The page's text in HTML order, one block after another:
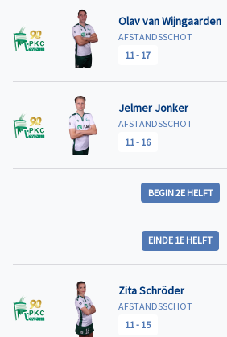
Olav van Wijngaarden
AFSTANDSSCHOT
11- 17
Jelmer Jonker
AFSTANDSSCHOT
11- 16
BEGIN 2E HELFT
EINDE 1E HELFT
Zita Schröder
AFSTANDSSCHOT
11- 15